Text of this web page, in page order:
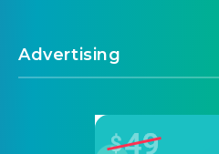
Advertising